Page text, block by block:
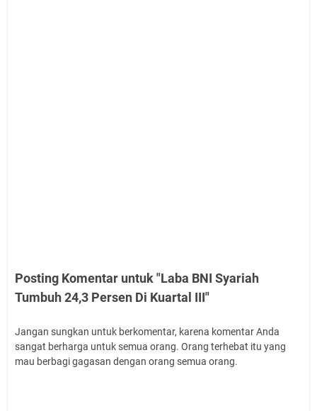
Posting Komentar untuk "Laba BNI Syariah
Tumbuh 24,3 Persen Di Kuartal III"
Jangan sungkan untuk berkomentar, karena komentar Anda
sangat berharga untuk semua orang. Orang terhebat itu yang
mau berbagi gagasan dengan orang semua orang.